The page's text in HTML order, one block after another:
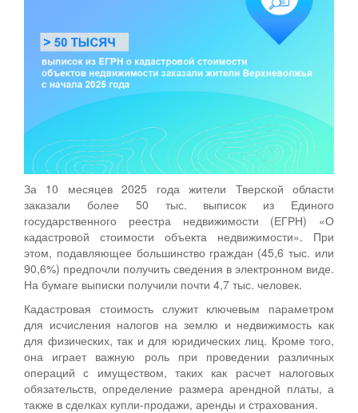
За 10 месяцев 2025 года жители Тверской области
заказали более 50 тыс. выписок из Единого
государственного реестра недвижимости (ЕГРН) «О
кадастровой стоимости объекта недвижимости». При
этом, подавляющее большинство граждан (45,6 тыс. или
90,6%) предпочли получить сведения в электронном виде.
На бумаге выписки получили почти 4,7 тыс. человек.
Кадастровая стоимость служит ключевым параметром
для исчисления налогов на землю и недвижимость как
для физических, так и для юридических лиц. Кроме того,
она играет важную роль при проведении различных
операций с имуществом, таких как расчет налоговых
обязательств, определение размера арендной платы, а
также в сделках купли-продажи, аренды и страхования.